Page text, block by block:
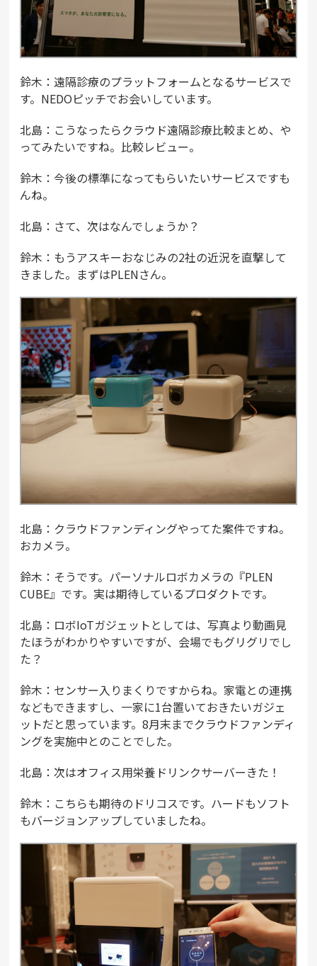
鈴木：遠隔診療のプラットフォームとなるサービスで
す。NEDOピッチでお会いしています。
北島：こうなったらクラウド遠隔診療比較まとめ、や
ってみたいですね。比較レビュー。
鈴木：今後の標準になってもらいたいサービスですも
んね。
北島：さて、次はなんでしょうか？
鈴木：もうアスキーおなじみの2社の近況を直撃して
きました。まずはPLENさん。
北島：クラウドファンディングやってた案件ですね。
おカメラ。
鈴木：そうです。パーソナルロボカメラの『PLEN
CUBE』です。実は期待しているプロダクトです。
北島：ロボIoTガジェットとしては、写真より動画見
たほうがわかりやすいですが、会場でもグリグリでし
た？
鈴木：センサー入りまくりですからね。家電との連携
などもできますし、一家に1台置いておきたいガジェ
ットだと思っています。8月末までクラウドファンディ
ングを実施中とのことでした。
北島：次はオフィス用栄養ドリンクサーバーきた！
鈴木：こちらも期待のドリコスです。ハードもソフト
もバージョンアップしていましたね。